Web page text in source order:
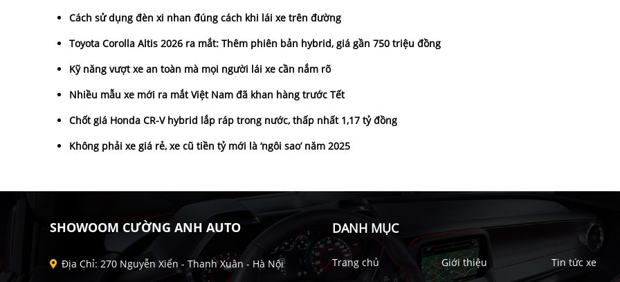
Cách sử dụng đèn xi nhan đúng cách khi lái xe trên đường
Toyota Corolla Altis 2026 ra mắt: Thêm phiên bản hybrid, giá gần 750 triệu đồng
Kỹ năng vượt xe an toàn mà mọi người lái xe cần nắm rõ
Nhiều mẫu xe mới ra mắt Việt Nam đã khan hàng trước Tết
Chốt giá Honda CR-V hybrid lắp ráp trong nước, thấp nhất 1,17 tỷ đồng
Không phải xe giá rẻ, xe cũ tiền tỷ mới là ‘ngôi sao’ năm 2025
SHOWOOM CƯỜNG ANH AUTO
Địa Chỉ: 270 Nguyễn Xiển - Thanh Xuân - Hà Nội
DANH MỤC
Trang chủ Giới thiệu Tin tức xe